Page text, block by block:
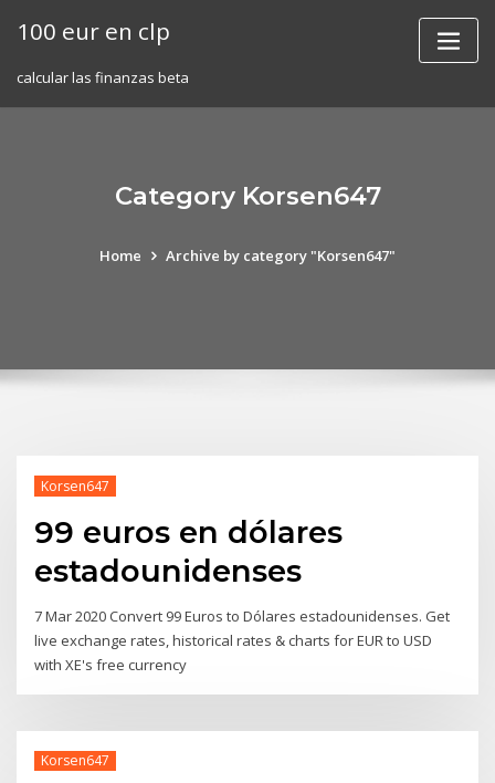
100 eur en clp
calcular las finanzas beta
Category Korsen647
Home Archive by category "Korsen647"
Korsen647
99 euros en dólares
estadounidenses
7 Mar 2020 Convert 99 Euros to Dólares estadounidenses. Get
live exchange rates, historical rates & charts for EUR to USD
with XE's free currency
Korsen647